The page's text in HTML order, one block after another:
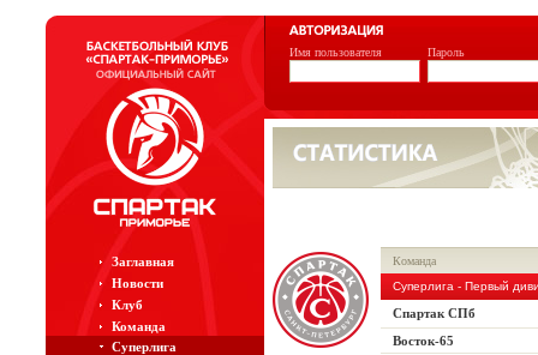
Имя пользователя Пароль
Заглавная
Новости
Клуб
Команда
Суперлига
Команда
Суперлига - Первый
Спартак СПб
Восток-65